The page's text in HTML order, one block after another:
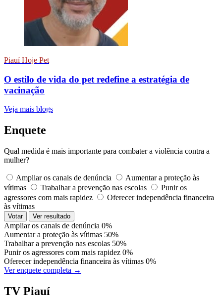
Piauí Hoje Pet
O estilo de vida do pet redefine a estratégia de
vacinação
Veja mais blogs
Enquete
Qual medida é mais importante para combater a violência contra a
mulher?
Ampliar os canais de denúncia
Aumentar a proteção às
vítimas
Trabalhar a prevenção nas escolas
Punir os
agressores com mais rapidez
Oferecer independência financeira
às vítimas
Votar Ver resultado
Ampliar os canais de denúncia 0%
Aumentar a proteção às vítimas 50%
Trabalhar a prevenção nas escolas 50%
Punir os agressores com mais rapidez 0%
Oferecer independência financeira às vítimas 0%
Ver enquete completa →
TV Piauí